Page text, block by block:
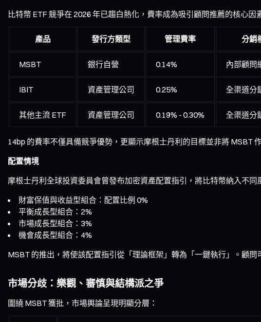
比特幣 ETF 競爭在 2026 年已趨白熱化，費率成為吸引顧問推薦的核心因
產品 發行方類型 管理費率 分銷
MSBT 銀行自營 0.14% 內部顧問
IBIT 資產管理公司 0.25% 全渠道分
其他主流 ETF 資產管理公司 0.19% - 0.30% 全渠道分
14bp 的費率不僅具備競爭優勢，更顯示摩根士丹利的目標並非將 MSBT
配置情境
摩根士丹利全球投資委員會曾發布加密資產配置指引，將比特幣納入不同
財富保值與收益型組合：配置比例 0%
平衡成長型組合：2%
市場成長型組合：3%
機會成長型組合：4%
MSBT 的推出，將使該配置指引從「理論框架」轉為「一鍵執行」。顧
市場分歧：樂觀、審慎與結構派之爭
圍繞 MSBT 獲批，市場輿論呈現明顯分層：